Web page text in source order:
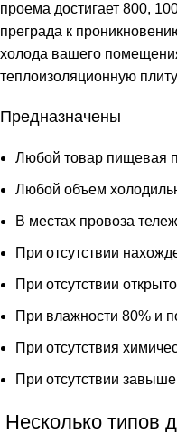
проема достигает 800,
преграда к
холода вашего
теплоизоляционную
Предназначены
Любой товар пищевая
Любой объем
В местах провоза
При отсутствии
При отсутствии
При влажности 80% и
При отсутствия
При отсутствии
Несколько типов